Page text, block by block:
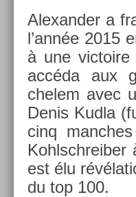
Al­exand­er a
l’année 2015
à une
accéda aux
chelem avec
Denis Kudla
cinq
Kohlschreib­er
est élu
du top 100.